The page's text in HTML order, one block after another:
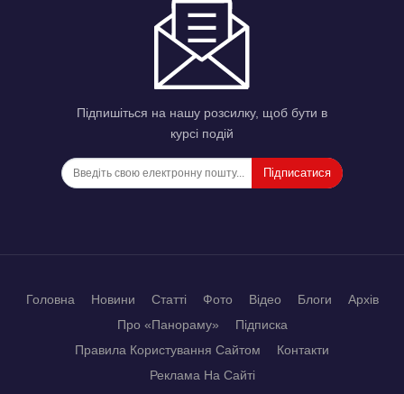
Підпишіться на нашу розсилку, щоб бути в
курсі подій
Підписатися
Головна Новини Статті Фото Відео Блоги
Архів
Про «Панораму»
Підписка
Правила Користування Сайтом
Контакти
Реклама На Сайті